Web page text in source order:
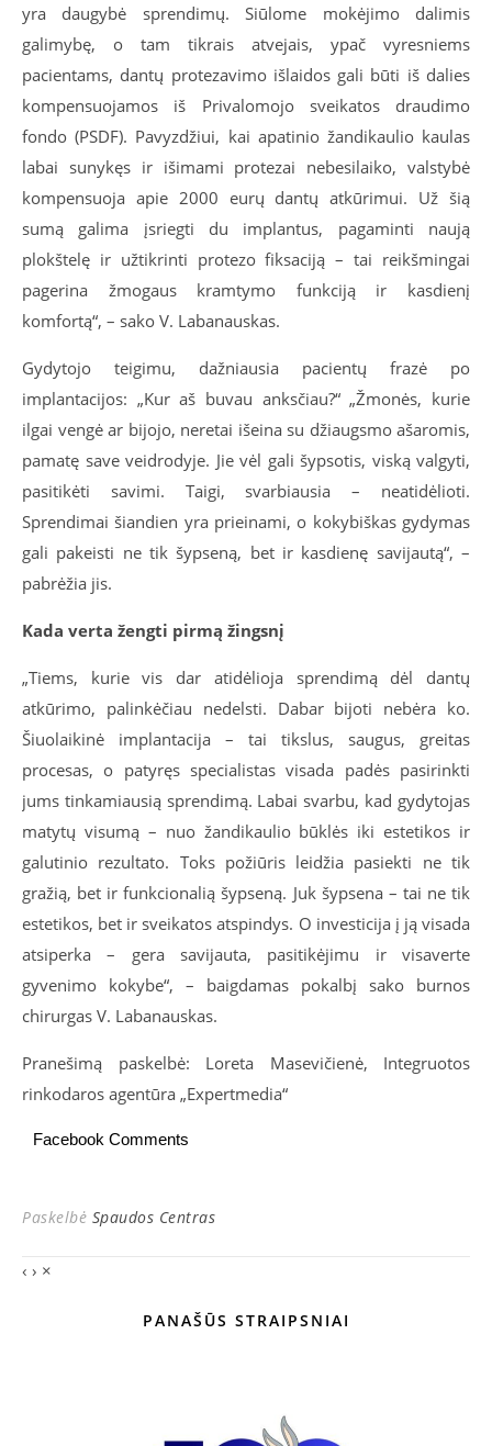
yra daugybė sprendimų. Siūlome mokėjimo dalimis
galimybę, o tam tikrais atvejais, ypač vyresniems
pacientams, dantų protezavimo išlaidos gali būti iš dalies
kompensuojamos iš Privalomojo sveikatos draudimo
fondo (PSDF). Pavyzdžiui, kai apatinio žandikaulio kaulas
labai sunykęs ir išimami protezai nebesilaiko, valstybė
kompensuoja apie 2000 eurų dantų atkūrimui. Už šią
sumą galima įsriegti du implantus, pagaminti naują
plokštelę ir užtikrinti protezo fiksaciją – tai reikšmingai
pagerina žmogaus kramtymo funkciją ir kasdienį
komfortą“, – sako V. Labanauskas.
Gydytojo teigimu, dažniausia pacientų frazė po
implantacijos: „Kur aš buvau anksčiau?“ „Žmonės, kurie
ilgai vengė ar bijojo, neretai išeina su džiaugsmo ašaromis,
pamatę save veidrodyje. Jie vėl gali šypsotis, viską valgyti,
pasitikėti savimi. Taigi, svarbiausia – neatidėlioti.
Sprendimai šiandien yra prieinami, o kokybiškas gydymas
gali pakeisti ne tik šypseną, bet ir kasdienę savijautą“, –
pabrėžia jis.
Kada verta žengti pirmą žingsnį
„Tiems, kurie vis dar atidėlioja sprendimą dėl dantų
atkūrimo, palinkėčiau nedelsti. Dabar bijoti nebėra ko.
Šiuolaikinė implantacija – tai tikslus, saugus, greitas
procesas, o patyręs specialistas visada padės pasirinkti
jums tinkamiausią sprendimą. Labai svarbu, kad gydytojas
matytų visumą – nuo žandikaulio būklės iki estetikos ir
galutinio rezultato. Toks požiūris leidžia pasiekti ne tik
gražią, bet ir funkcionalią šypseną. Juk šypsena – tai ne tik
estetikos, bet ir sveikatos atspindys. O investicija į ją visada
atsiperka – gera savijauta, pasitikėjimu ir visaverte
gyvenimo kokybe“, – baigdamas pokalbį sako burnos
chirurgas V. Labanauskas.
Pranešimą paskelbė: Loreta Masevičienė, Integruotos
rinkodaros agentūra „Expertmedia“
Facebook Comments
Paskelbė Spaudos Centras
‹ › ×
PANAŠŪS STRAIPSNIAI